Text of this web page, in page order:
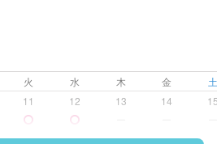
火 水 木 金
11 12 13 14